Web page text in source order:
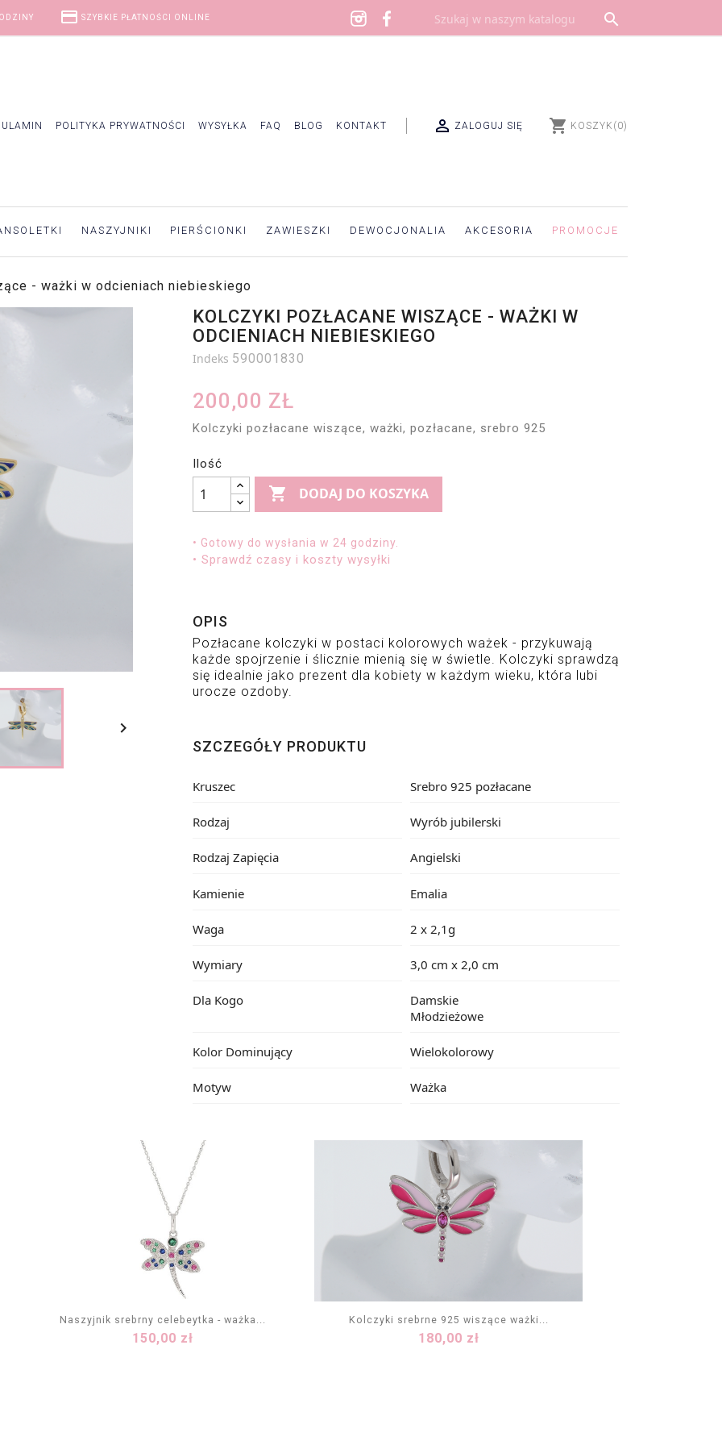
credit_card SZYBKIE PŁATNOŚCI ONLINE 
POLITYKA PRYWATNOŚCI WYSYŁKA FAQ BLOG KONTAKT  ZALOGUJ SIĘ shopping_cart KOSZYK (0)
NASZYJNIKI PIERŚCIONKI ZAWIESZKI DEWOCJONALIA AKCESORIA PROMOCJE
- ważki w odcieniach niebieskiego

KOLCZYKI POZŁACANE WISZĄCE - WAŻKI W
ODCIENIACH NIEBIESKIEGO
Indeks 590001830
200,00 ZŁ
Kolczyki pozłacane wiszące, ważki, pozłacane, srebro 925
Ilość
 DODAJ DO KOSZYKA
• Gotowy do wysłania w 24 godziny.
• Sprawdź czasy i koszty wysyłki
OPIS
Pozłacane kolczyki w postaci kolorowych ważek - przykuwają
każde spojrzenie i ślicznie mienią się w świetle. Kolczyki sprawdzą
się idealnie jako prezent dla kobiety w każdym wieku, która lubi
urocze ozdoby.
SZCZEGÓŁY PRODUKTU
Kruszec Srebro 925 pozłacane
Rodzaj Wyrób jubilerski
Rodzaj Zapięcia Angielski
Kamienie Emalia
Waga 2 x 2,1g
Wymiary 3,0 cm x 2,0 cm
Dla Kogo
Damskie
Młodzieżowe
Kolor Dominujący Wielokolorowy
Motyw Ważka
Naszyjnik srebrny celebeytka - ważka...
Cena
150,00 zł
DODAJ DO KOSZYKA
Kolczyki srebrne 925 wiszące ważki...
Cena
180,00 zł
DODAJ DO KOSZYKA